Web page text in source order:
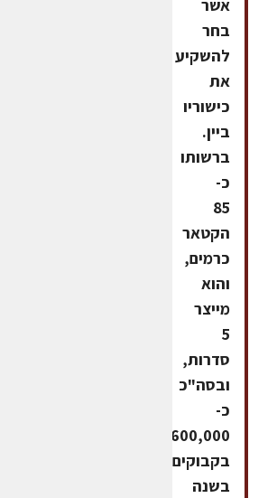
אשר
בחר
להשקיע
את
כישוריו
ביין.
ברשותו
כ-
85
הקטאר
כרמים,
והוא
מייצר
5
סדרות,
ובסה"כ
כ-
600,000
בקבוקים
בשנה